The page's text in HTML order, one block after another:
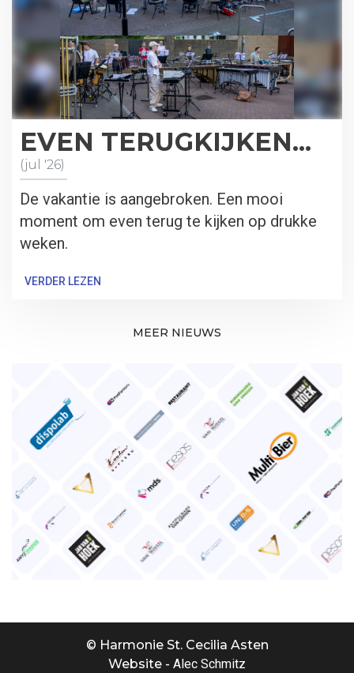
EVEN TERUGKIJKEN...
(jul '26)
De vakantie is aangebroken. Een mooi
moment om even terug te kijken op drukke
weken.
VERDER LEZEN
MEER NIEUWS
© Harmonie St. Cecilia Asten
Website - Alec Schmitz